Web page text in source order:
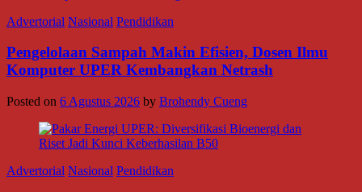
Advertorial Nasional Pendidikan
Pengelolaan Sampah Makin Efisien, Dosen Ilmu
Komputer UPER Kembangkan Netrash
Posted on 6 Agustus 2026 by Brohendy Cueng
Advertorial Nasional Pendidikan